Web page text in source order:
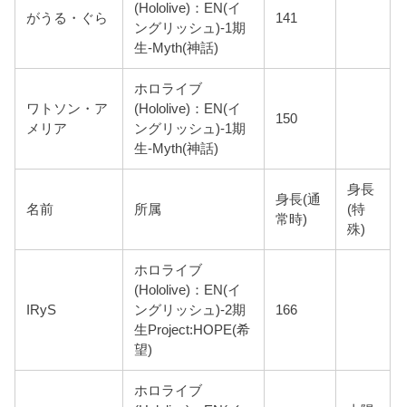
がうる・ぐら
(Hololive)：EN(イ
ングリッシュ)-1期
生-Myth(神話)
141
ワトソン・ア
メリア
ホロライブ
(Hololive)：EN(イ
ングリッシュ)-1期
生-Myth(神話)
150
名前 所属
身長(通
常時)
身長
(特
殊)
IRyS
ホロライブ
(Hololive)：EN(イ
ングリッシュ)-2期
生Project:HOPE(希
望)
166
ホロライブ